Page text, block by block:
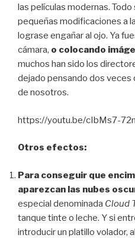
las películas modernas.
pequeñas modificaciones a
lograse engañar al ojo. Ya
cámara, o colocando
muchos han sido los
dejado pensando dos veces
de nosotros.
https://youtu.be/cIbMs7-
Otros efectos:
Para conseguir que
aparezcan las nubes
especial denominada Сloud
tanque tinte o leche. Y si
introducir un platillo volador,